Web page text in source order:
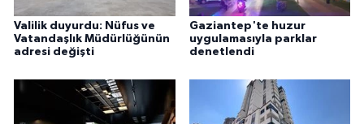
Valilik duyurdu: Nüfus ve
Vatandaşlık Müdürlüğünün
adresi değişti
Gaziantep'te huzur
uygulamasıyla parklar
denetlendi